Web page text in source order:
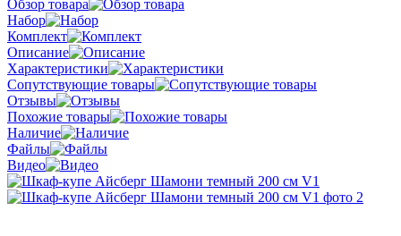
Обзор товара
Набор
Комплект
Описание
Характеристики
Сопутствующие товары
Отзывы
Похожие товары
Наличие
Файлы
Видео